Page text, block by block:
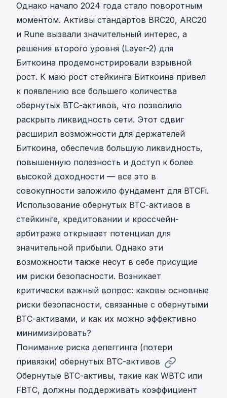
Однако начало 2024 года стало поворотным
моментом. Активы стандартов BRC20, ARC20
и Rune вызвали значительный интерес, а
решения второго уровня (Layer-2) для
Биткоина продемонстрировали взрывной
рост. К маю рост стейкинга Биткоина привел
к появлению все большего количества
обернутых BTC-активов, что позволило
раскрыть ликвидность сети. Этот сдвиг
расширил возможности для держателей
Биткоина, обеспечив большую ликвидность,
повышенную полезность и доступ к более
высокой доходности — все это в
совокупности заложило фундамент для BTCFi.
Использование обернутых BTC-активов в
стейкинге, кредитовании и кроссчейн-
арбитраже открывает потенциал для
значительной прибыли. Однако эти
возможности также несут в себе присущие
им риски безопасности. Возникает
критически важный вопрос: каковы основные
риски безопасности, связанные с обернутыми
BTC-активами, и как их можно эффективно
минимизировать?
Понимание риска депеггинга (потери
привязки) обернутых BTC-активов
Обернутые BTC-активы, такие как WBTC или
FBTC, должны поддерживать коэффициент